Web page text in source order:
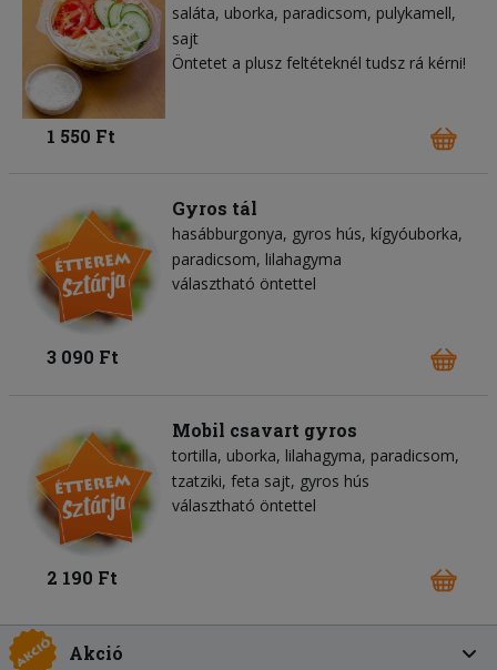
saláta uborka paradicsom pulykamell
sajt
Öntetet a plusz feltéteknél tudsz rá kérni!
1 550 Ft
Gyros tál
hasábburgonya gyros hús kígyóuborka
paradicsom lilahagyma
választható öntettel
3 090 Ft
Mobil csavart gyros
tortilla uborka lilahagyma paradicsom
tzatziki feta sajt gyros hús
választható öntettel
2 190 Ft
Akció